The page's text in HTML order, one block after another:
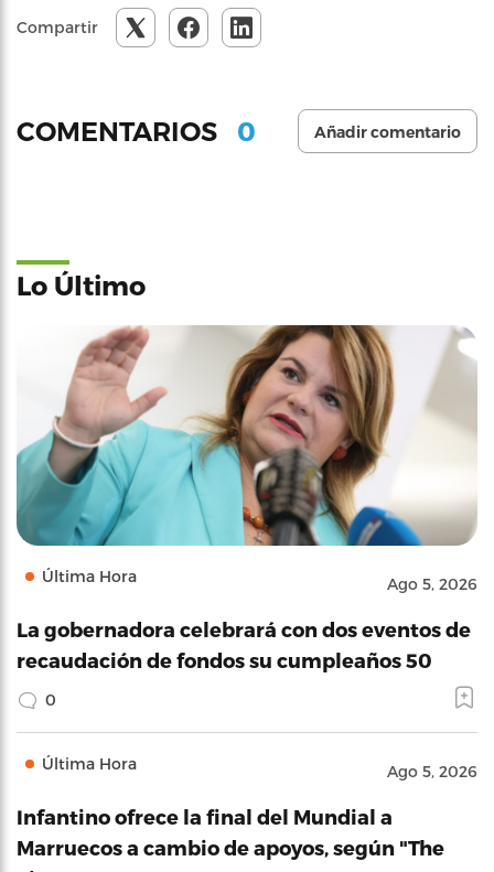
Compartir
COMENTARIOS 0 Añadir comentario
Lo Último
Última Hora Ago 5, 2026
La gobernadora celebrará con dos eventos de
recaudación de fondos su cumpleaños 50
0
Última Hora Ago 5, 2026
Infantino ofrece la final del Mundial a
Marruecos a cambio de apoyos, según "The